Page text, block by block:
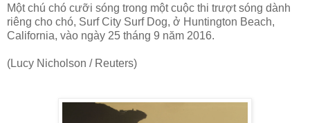
Một chú chó cưỡi sóng trong một cuộc thi trượt sóng dành
riêng cho chó, Surf City Surf Dog, ở Huntington Beach,
California, vào ngày 25 tháng 9 năm 2016.
(Lucy Nicholson / Reuters)